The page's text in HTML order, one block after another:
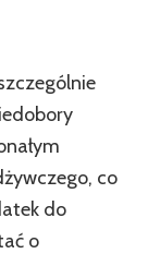
co
do
o